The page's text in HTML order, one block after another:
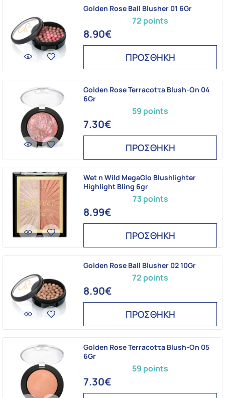
72 points
Golden Rose Ball Blusher 01 6Gr
8.90€
ΠΡΟΣΘΗΚΗ
59 points
Golden Rose Terracotτa Blush-On 04
6Gr
7.30€
ΠΡΟΣΘΗΚΗ
73 points
Wet n Wild MegaGlo Blushlighter
Highlight Bling 6gr
8.99€
ΠΡΟΣΘΗΚΗ
72 points
Golden Rose Ball Blusher 02 10Gr
8.90€
ΠΡΟΣΘΗΚΗ
59 points
Golden Rose Terracotτa Blush-On 05
6Gr
7.30€